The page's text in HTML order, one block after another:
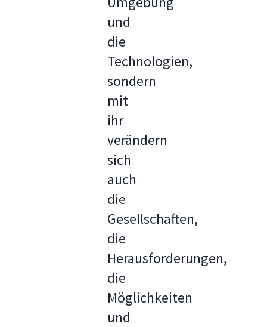
und
die
Technologien,
sondern
mit
ihr
verändern
sich
auch
die
Gesellschaften,
die
Herausforderungen,
die
Möglichkeiten
und